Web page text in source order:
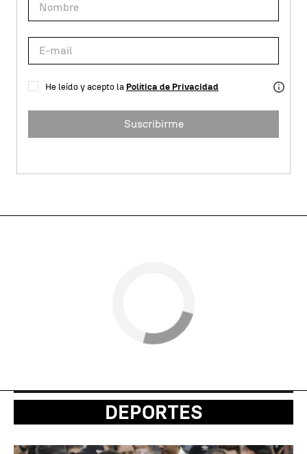
He leído y acepto la Política de Privacidad
Suscribirme
DEPORTES